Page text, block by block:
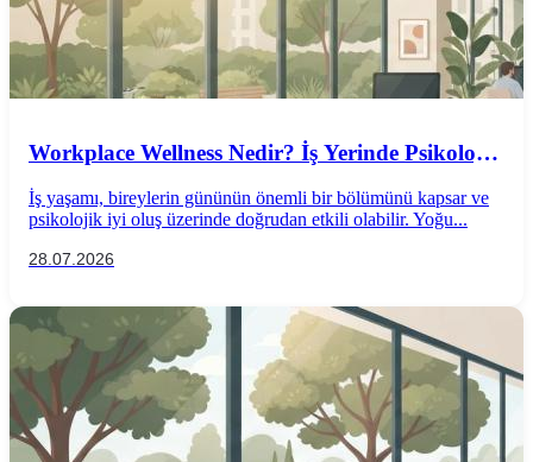
Workplace Wellness Nedir? İş Yerinde Psikolojik
İş yaşamı, bireylerin gününün önemli bir bölümünü kapsar ve
psikolojik iyi oluş üzerinde doğrudan etkili olabilir. Yoğu...
28.07.2026